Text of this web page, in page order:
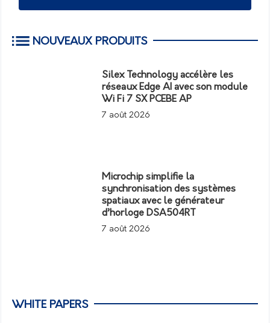
NOUVEAUX PRODUITS
Silex Technology accélère les
réseaux Edge AI avec son module
Wi Fi 7 SX PCEBE AP
7 août 2026
Microchip simplifie la
synchronisation des systèmes
spatiaux avec le générateur
d’horloge DSA504RT
7 août 2026
WHITE PAPERS